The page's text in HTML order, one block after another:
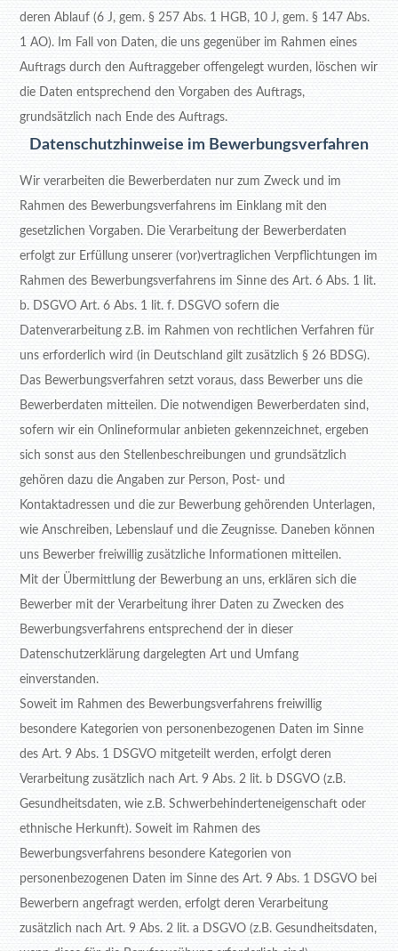
deren Ablauf (6 J, gem. § 257 Abs. 1 HGB, 10 J, gem. § 147 Abs.
1 AO). Im Fall von Daten, die uns gegenüber im Rahmen eines
Auftrags durch den Auftraggeber offengelegt wurden, löschen wir
die Daten entsprechend den Vorgaben des Auftrags,
grundsätzlich nach Ende des Auftrags.
Datenschutzhinweise im Bewerbungsverfahren
Wir verarbeiten die Bewerberdaten nur zum Zweck und im
Rahmen des Bewerbungsverfahrens im Einklang mit den
gesetzlichen Vorgaben. Die Verarbeitung der Bewerberdaten
erfolgt zur Erfüllung unserer (vor)vertraglichen Verpflichtungen im
Rahmen des Bewerbungsverfahrens im Sinne des Art. 6 Abs. 1 lit.
b. DSGVO Art. 6 Abs. 1 lit. f. DSGVO sofern die
Datenverarbeitung z.B. im Rahmen von rechtlichen Verfahren für
uns erforderlich wird (in Deutschland gilt zusätzlich § 26 BDSG).
Das Bewerbungsverfahren setzt voraus, dass Bewerber uns die
Bewerberdaten mitteilen. Die notwendigen Bewerberdaten sind,
sofern wir ein Onlineformular anbieten gekennzeichnet, ergeben
sich sonst aus den Stellenbeschreibungen und grundsätzlich
gehören dazu die Angaben zur Person, Post- und
Kontaktadressen und die zur Bewerbung gehörenden Unterlagen,
wie Anschreiben, Lebenslauf und die Zeugnisse. Daneben können
uns Bewerber freiwillig zusätzliche Informationen mitteilen.
Mit der Übermittlung der Bewerbung an uns, erklären sich die
Bewerber mit der Verarbeitung ihrer Daten zu Zwecken des
Bewerbungsverfahrens entsprechend der in dieser
Datenschutzerklärung dargelegten Art und Umfang
einverstanden.
Soweit im Rahmen des Bewerbungsverfahrens freiwillig
besondere Kategorien von personenbezogenen Daten im Sinne
des Art. 9 Abs. 1 DSGVO mitgeteilt werden, erfolgt deren
Verarbeitung zusätzlich nach Art. 9 Abs. 2 lit. b DSGVO (z.B.
Gesundheitsdaten, wie z.B. Schwerbehinderteneigenschaft oder
ethnische Herkunft). Soweit im Rahmen des
Bewerbungsverfahrens besondere Kategorien von
personenbezogenen Daten im Sinne des Art. 9 Abs. 1 DSGVO bei
Bewerbern angefragt werden, erfolgt deren Verarbeitung
zusätzlich nach Art. 9 Abs. 2 lit. a DSGVO (z.B. Gesundheitsdaten,